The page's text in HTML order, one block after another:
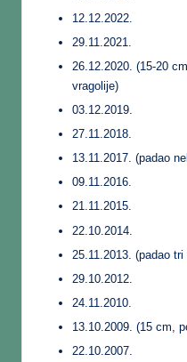
12.12.2022.
29.11.2021.
26.12.2020. (15-20
vragolije)
03.12.2019.
27.11.2018.
13.11.2017. (padao
09.11.2016.
21.11.2015.
22.10.2014.
25.11.2013. (padao tri
29.10.2012.
24.11.2010.
13.10.2009. (15 cm,
22.10.2007.